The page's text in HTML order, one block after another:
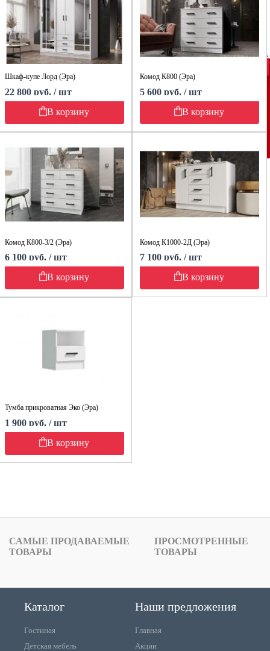
Шкаф-купе Лорд (Эра)
22 800 руб. / шт
В корзину
Комод К800 (Эра)
5 600 руб. / шт
В корзину
Комод К800-3/2 (Эра)
6 100 руб. / шт
В корзину
Комод К1000-2Д (Эра)
7 100 руб. / шт
В корзину
Тумба прикроватная Эко (Эра)
1 900 руб. / шт
В корзину
САМЫЕ ПРОДАВАЕМЫЕ
ТОВАРЫ
ПРОСМОТРЕННЫЕ
ТОВАРЫ
Каталог
Гостиная
Детская мебель
Наши предложения
Главная
Акции